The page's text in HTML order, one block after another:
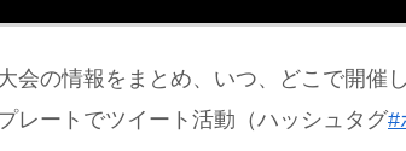
会の情報をまとめ、いつ、どこで開催
レートでツイート活動（ハッシュタグ#